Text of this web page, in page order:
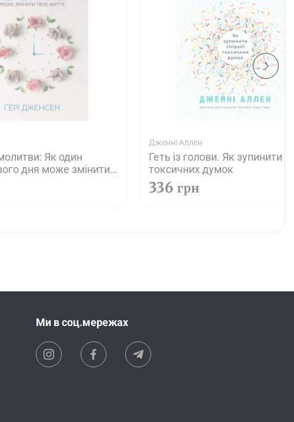
Як один
дня може змінити
Дженні Аллен
Геть із голови. Як зупинити
токсичних думок
336 грн
Ми в соц.мережах